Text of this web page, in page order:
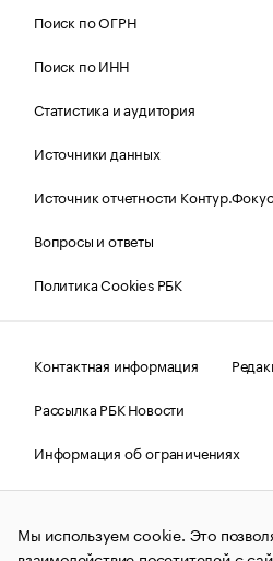
Поиск по ОГРН
Поиск по ИНН
Статистика и аудитория
Источники данных
Источник отчетности Контур.Фокус
Вопросы и ответы
Политика Cookies РБК
Контактная информация
Рассылка РБК Новости
Информация об ограничениях
Правовая информация
О
© АО «РОСБИЗНЕСКОНСАЛТИНГ»,
и материалы информационного
Мы используем cookie. Это